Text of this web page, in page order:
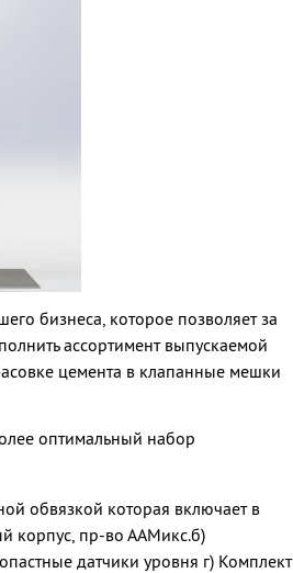
бизнеса, которое позволяет за
ассортимент выпускаемой
цемента в клапанные мешки
оптимальный набор
обвязкой которая включает в
корпус, пр-во ААМикс.б)
датчики уровня г) Комплект